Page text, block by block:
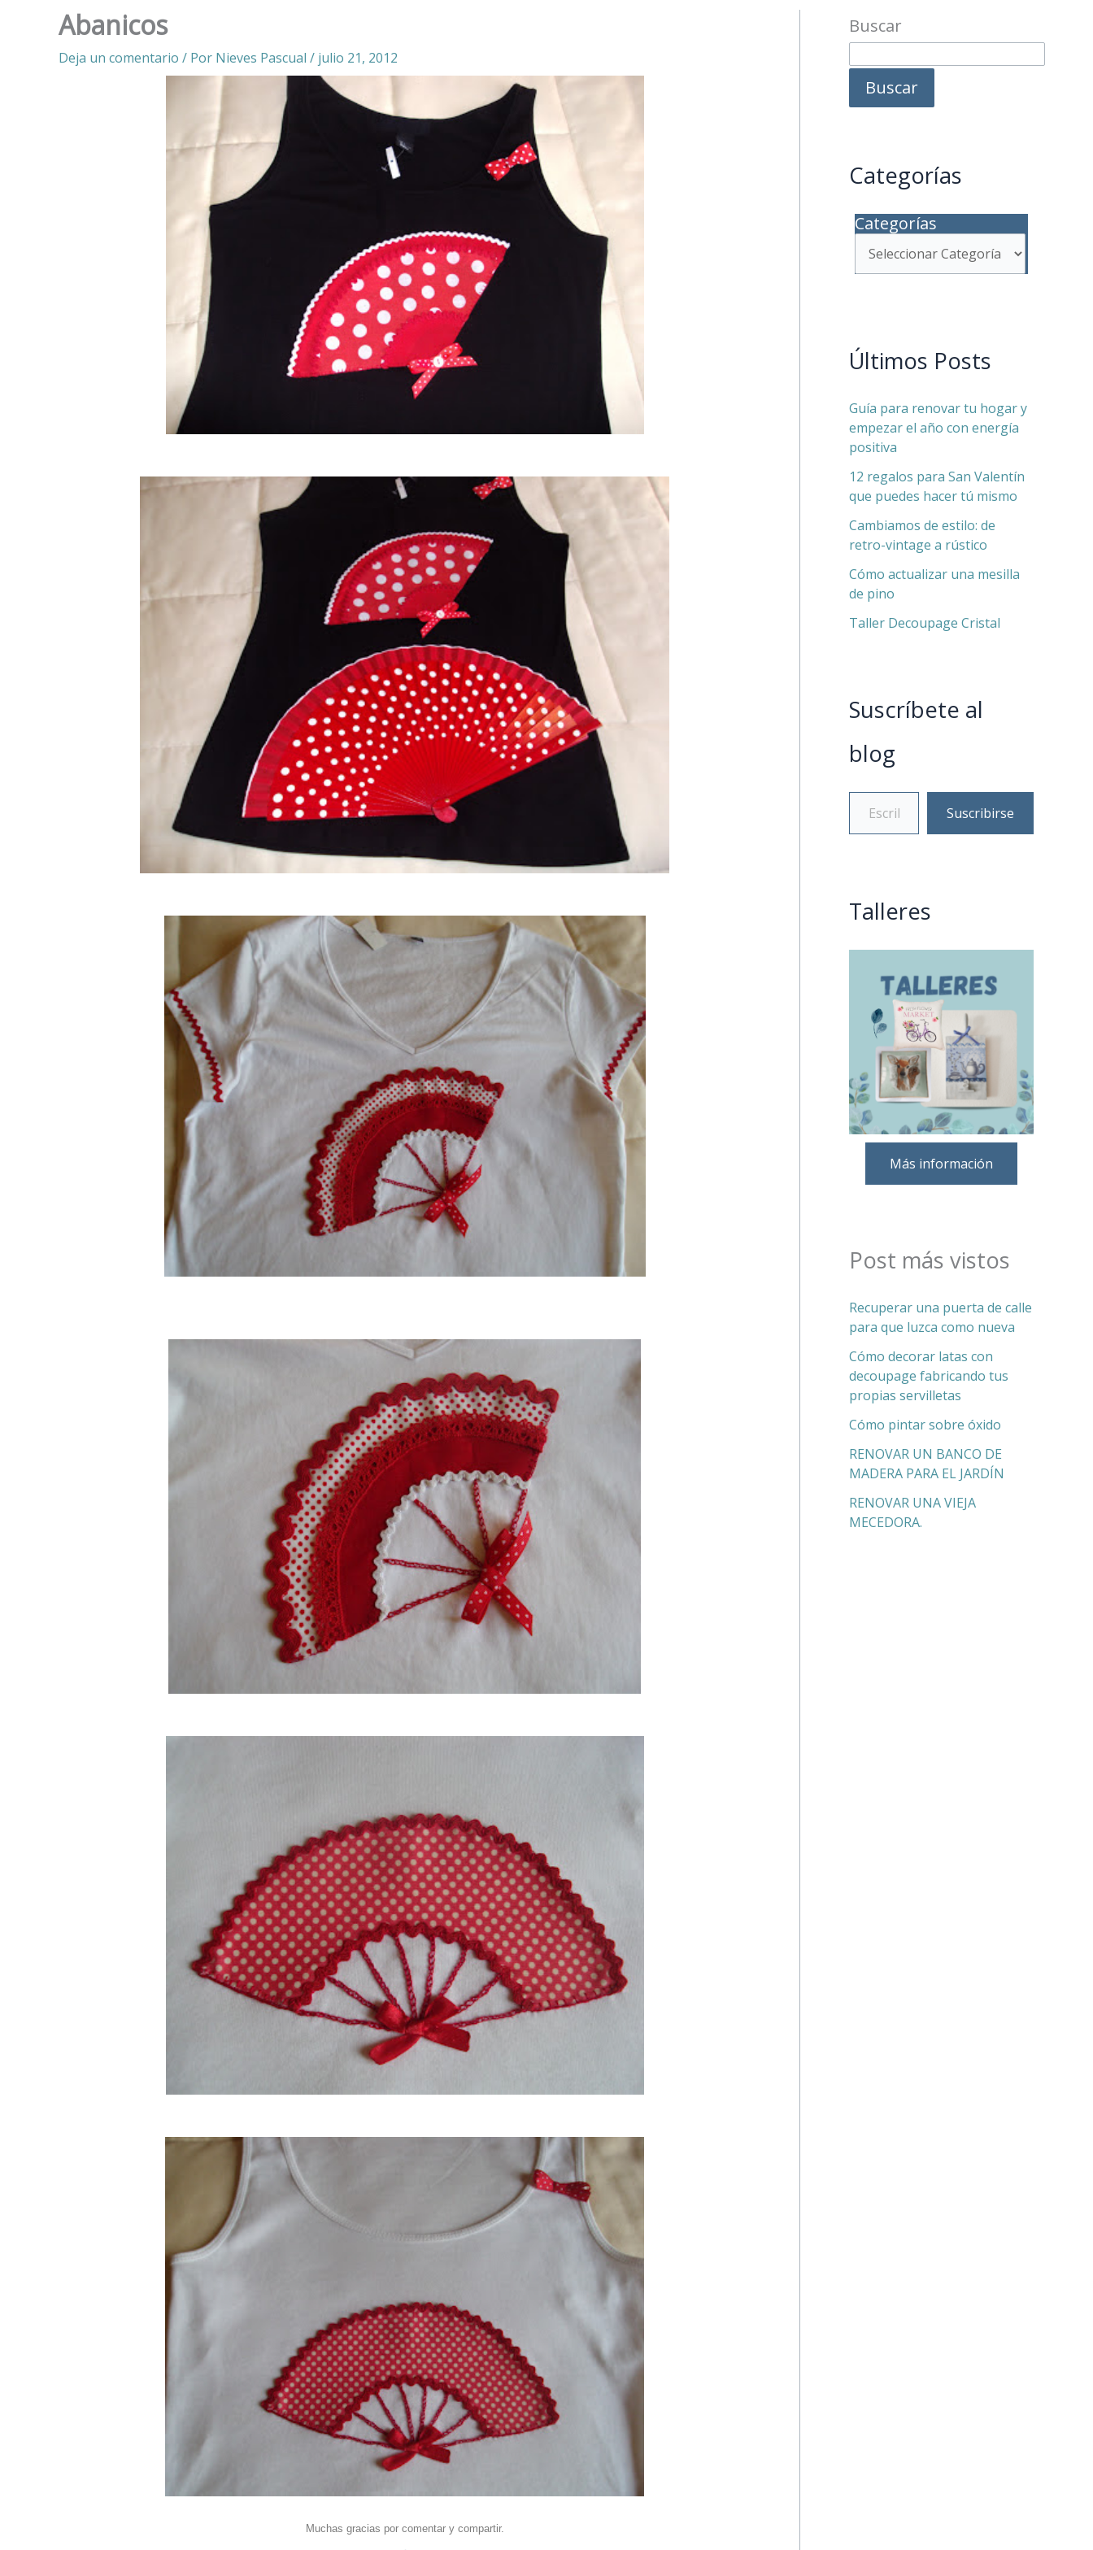
Abanicos
Deja un comentario / Por Nieves Pascual / julio 21, 2012
Muchas gracias por comentar y compartir.
Buscar
Buscar
Categorías
Categorías
Últimos Posts
Guía para renovar tu hogar y
empezar el año con energía
positiva
12 regalos para San Valentín
que puedes hacer tú mismo
Cambiamos de estilo: de
retro-vintage a rústico
Cómo actualizar una mesilla
de pino
Taller Decoupage Cristal
Suscríbete al
blog
Suscribirse
Talleres
Más información
Post más vistos
Recuperar una puerta de calle
para que luzca como nueva
Cómo decorar latas con
decoupage fabricando tus
propias servilletas
Cómo pintar sobre óxido
RENOVAR UN BANCO DE
MADERA PARA EL JARDÍN
RENOVAR UNA VIEJA
MECEDORA.